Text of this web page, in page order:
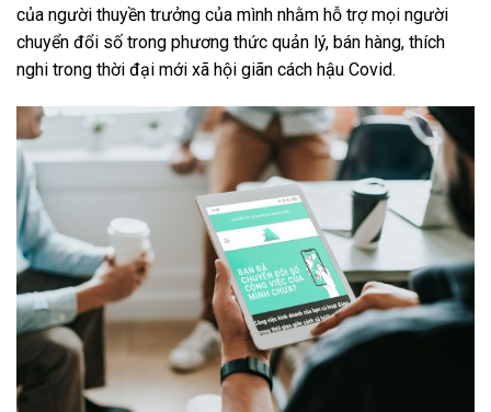
của người thuyền trưởng của mình nhằm hỗ trợ mọi người
chuyển đổi số trong phương thức quản lý, bán hàng, thích
nghi trong thời đại mới xã hội giãn cách hậu Covid.